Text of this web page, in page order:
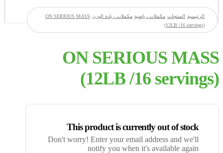
الرئيسية المنتجات مكملات رياضية مكملات زيادة الوزن ON SERIOUS MASS
(12LB /16 servings)
ON SERIOUS MASS
(12LB /16 servings)
This product is currently out of stock
Don't worry! Enter your email address and we'll
notify you when it's available again